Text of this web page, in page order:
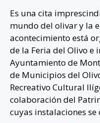
Es una cita
mundo del olivar y la
acontecimiento está
de la Feria del Olivo e
Ayuntamiento de
de Municipios del
Recreativo Cultural
colaboración del
cuyas instalaciones